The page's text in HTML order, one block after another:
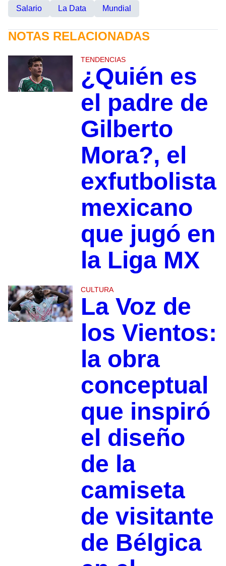
Salario La Data Mundial
NOTAS RELACIONADAS
TENDENCIAS
¿Quién es
el padre de
Gilberto
Mora?, el
exfutbolista
mexicano
que jugó en
la Liga MX
CULTURA
La Voz de
los Vientos:
la obra
conceptual
que inspiró
el diseño
de la
camiseta
de visitante
de Bélgica